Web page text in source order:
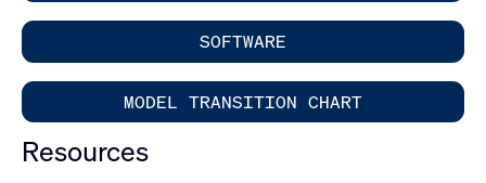
SOFTWARE
MODEL TRANSITION CHART
Resources